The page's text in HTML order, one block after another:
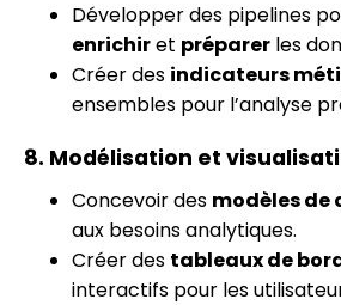
Développer des pipelines
enrichiret préparer les
Créer des indicateurs
ensembles pour l’analyse
8. Modélisation et
Concevoir des modèles de
aux besoins analytiques.
Créer des tableaux de
interactifs pour les